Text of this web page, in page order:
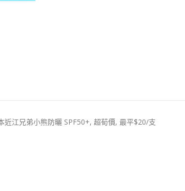
近江兄弟小熊防曬 SPF50+, 超荀價, 最平$20/支